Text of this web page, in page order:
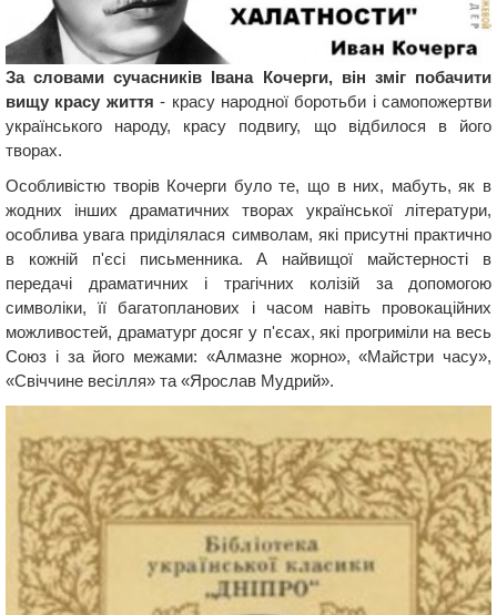
За словами сучасників Івана Кочерги, він зміг побачити
вищу красу життя - красу народної боротьби і самопожертви
українського народу, красу подвигу, що відбилося в його
творах.
Особливістю творів Кочерги було те, що в них, мабуть, як в
жодних інших драматичних творах української літератури,
особлива увага приділялася символам, які присутні практично
в кожній п'єсі письменника. А найвищої майстерності в
передачі драматичних і трагічних колізій за допомогою
символіки, її багатопланових і часом навіть провокаційних
можливостей, драматург досяг у п'єсах, які прогриміли на весь
Союз і за його межами: «Алмазне жорно», «Майстри часу»,
«Свіччине весілля» та «Ярослав Мудрий».